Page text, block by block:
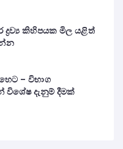
ද්‍රව්‍ය කිහිපයක මිල යළිත්
– විභාග
විශේෂ දැනුම් දීමක්